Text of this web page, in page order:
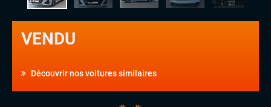
VENDU
Découvrir nos voitures similaires